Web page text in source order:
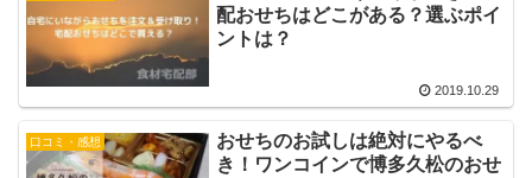
配おせちはどこがある？選ぶポイ
ントは？
2019.10.29
口コミ・感想
おせちのお試しは絶対にやるべ
き！ワンコインで博多久松のおせ